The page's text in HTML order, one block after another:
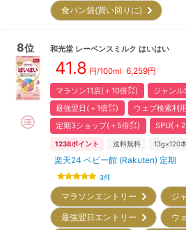
食パン袋(買い回りに)
8位 和光堂 レーベンスミルク はいはい
41.8 円/100ml 6,259円
マラソン11店(＋10倍㌽)
ジャン
最強翌日(＋1倍㌽)
ウェブ検索利
定期3ショップ(＋5倍㌽)
SPU(＋
1238ポイント 送料無料 13g×120
楽天24 ベビー館 (Rakuten) 定期
3件
マラソンエントリー
ジ
最強翌日エントリー
ウ